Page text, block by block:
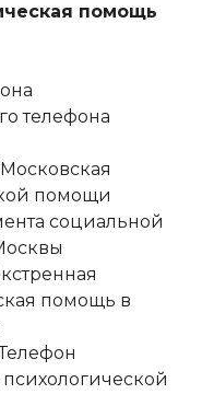
помощь
телефона
помощи
социальной
помощь в